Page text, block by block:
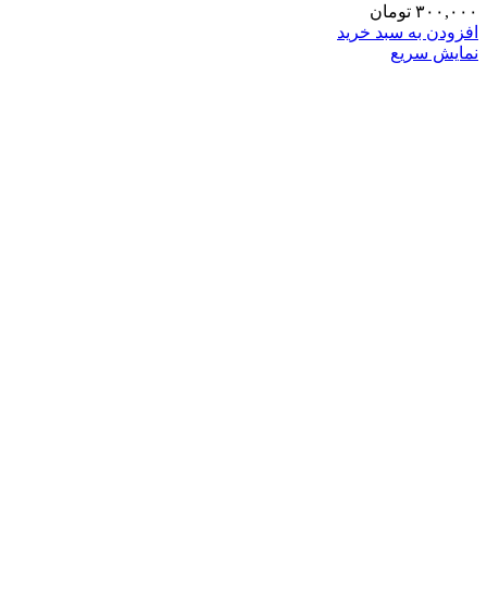
۳۰۰,۰۰۰ تومان
افزودن به سبد خرید
نمایش سریع